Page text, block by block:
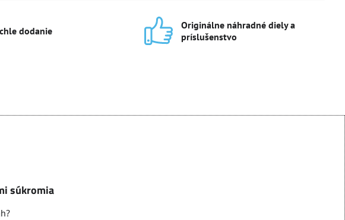
dodanie
Originálne náhradné diely a
príslušenstvo
súkromia